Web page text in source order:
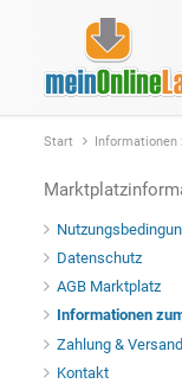
Start Informationen zum
Datenschutz
AGB Marktplatz
Informationen
Zahlung & Versand
Kontakt